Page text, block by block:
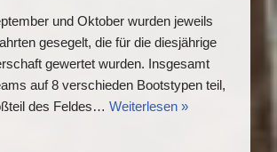
und Oktober wurden jeweils
gesegelt, die für die diesjährige
gewertet wurden. Insgesamt
auf 8 verschieden Bootstypen teil,
des Feldes… Weiterlesen »